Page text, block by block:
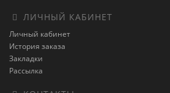
ЛИЧНЫЙ КАБИНЕТ
Личный кабинет
История заказа
Закладки
Рассылка